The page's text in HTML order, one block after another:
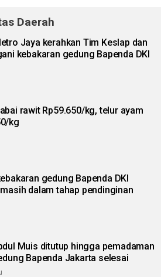
Daerah
Jaya kerahkan Tim Keslap dan
kebakaran gedung Bapenda DKI
rawit Rp59.650/kg, telur ayam
kg
gedung Bapenda DKI
dalam tahap pendinginan
Muis ditutup hingga pemadaman
Bapenda Jakarta selesai